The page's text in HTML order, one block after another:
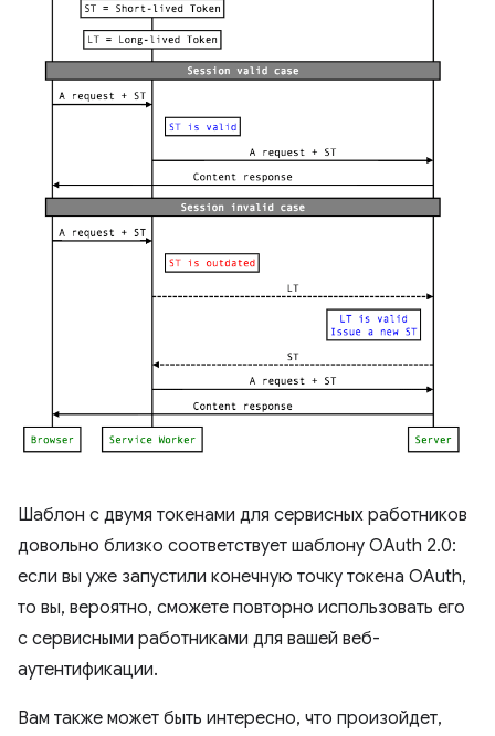
Шаблон с двумя токенами для сервисных работников
довольно близко соответствует шаблону OAuth 2.0:
если вы уже запустили конечную точку токена OAuth,
то вы, вероятно, сможете повторно использовать его
с сервисными работниками для вашей веб-
аутентификации.
Вам также может быть интересно, что произойдет,